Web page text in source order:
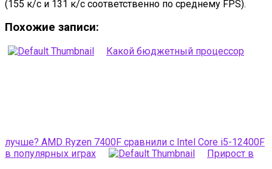
(155 к/с и 131 к/с соответственно по среднему FPS).
Похожие записи:
Какой бюджетный процессор
лучше? AMD Ryzen 7400F сравнили с Intel Core i5-12400F
в популярных играх
Прирост в